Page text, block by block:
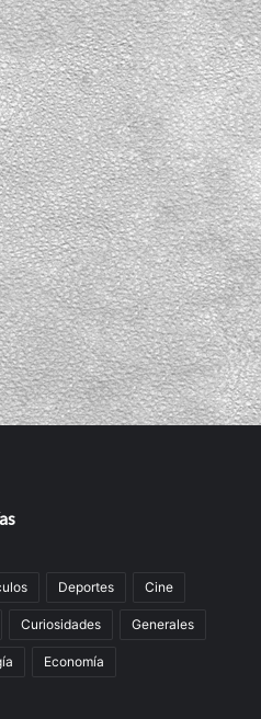
Deportes Cine
Curiosidades Generales
Economía